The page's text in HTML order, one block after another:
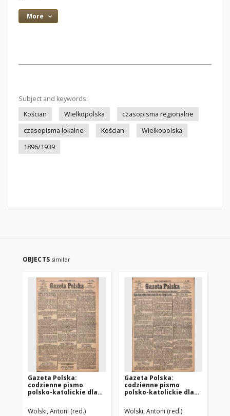
More
Subject and keywords:
Kościan
Wielkopolska
czasopisma regionalne
czasopisma lokalne
Kościan
Wielkopolska
1896/1939
OBJECTS similar
Gazeta Polska:
codzienne pismo
polsko-katolickie dla
1920.12.22 R.24 Nr294
Wolski, Antoni (red.)
Gazeta Polska:
codzienne pismo
polsko-katolickie dla
1920.12.15 R.24 Nr288
Wolski, Antoni (red.)